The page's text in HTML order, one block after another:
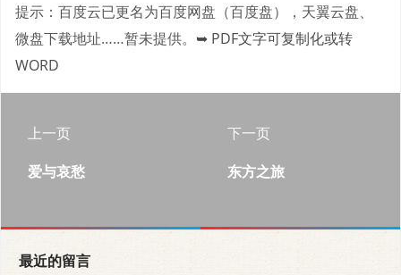
提示：百度云已更名为百度网盘（百度盘），天翼云盘、
微盘下载地址……暂未提供。 ➥ PDF文字可复制化或转
WORD
上一页
爱与哀愁
下一页
东方之旅
最近的留言